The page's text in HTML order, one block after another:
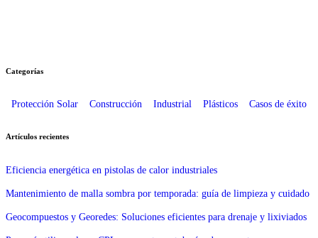
Categorías
Protección Solar Construcción Industrial Plásticos Casos de éxito
Artículos recientes
Eficiencia energética en pistolas de calor industriales
Mantenimiento de malla sombra por temporada: guía de limpieza y cuidado
Geocompuestos y Georedes: Soluciones eficientes para drenaje y lixiviados